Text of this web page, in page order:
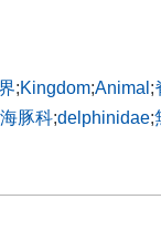
;Kingdom;Animal ;
海豚科;delphinidae;